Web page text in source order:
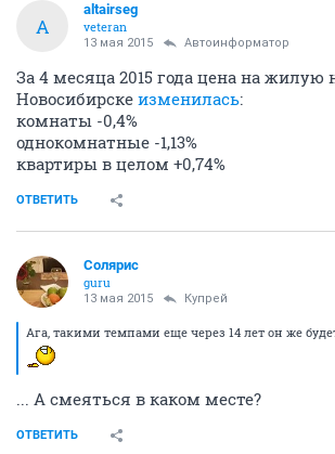
A
altairseg
veteran
13 мая 2015 Автоинформатор
За 4 месяца 2015 года цена на
Новосибирске изменилась:
комнаты -0,4%
однокомнатные -1,13%
квартиры в целом +0,74%
ОТВЕТИТЬ
Солярис
guru
13 мая 2015 Купрей
Ага, такими темпами еще через 14 лет он же
... А смеяться в каком месте?
ОТВЕТИТЬ